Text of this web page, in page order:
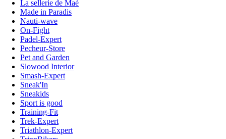
La sellerie de Maé
Made in Paradis
Nauti-wave
On-Fight
Padel-Expert
Pecheur-Store
Pet and Garden
Slowood Interior
Smash-Expert
Sneak'In
Sneakids
Sport is good
Training-Fit
Trek-Expert
Triathlon-Expert